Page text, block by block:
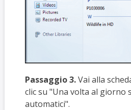
Passaggio 3.Vai alla
clic su "Una volta al giorno
automatici".